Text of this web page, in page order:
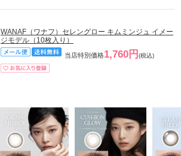
WANAF（ワナフ）セレングロー キムミンジュ イメー
ジモデル（10枚入り）
当店特別価格1,760円 (税込)